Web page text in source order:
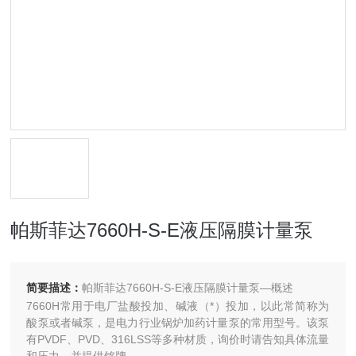
帕斯菲达7660H-S-E液压隔膜计量泵
简要描述：帕斯菲达7660H-S-E液压隔膜计量泵—概述
7660H常用于电厂盐酸投加、碱液（*）投加，以此常简称为
酸泵或者碱泵，是电力行业锅炉加药计量泵的常用型号。该泵
有PVDF、PVD、316LSS等多种材质，询价时请告知具体流量